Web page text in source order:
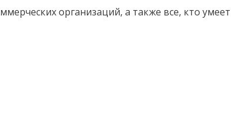
организаций, а также все, кто умеет